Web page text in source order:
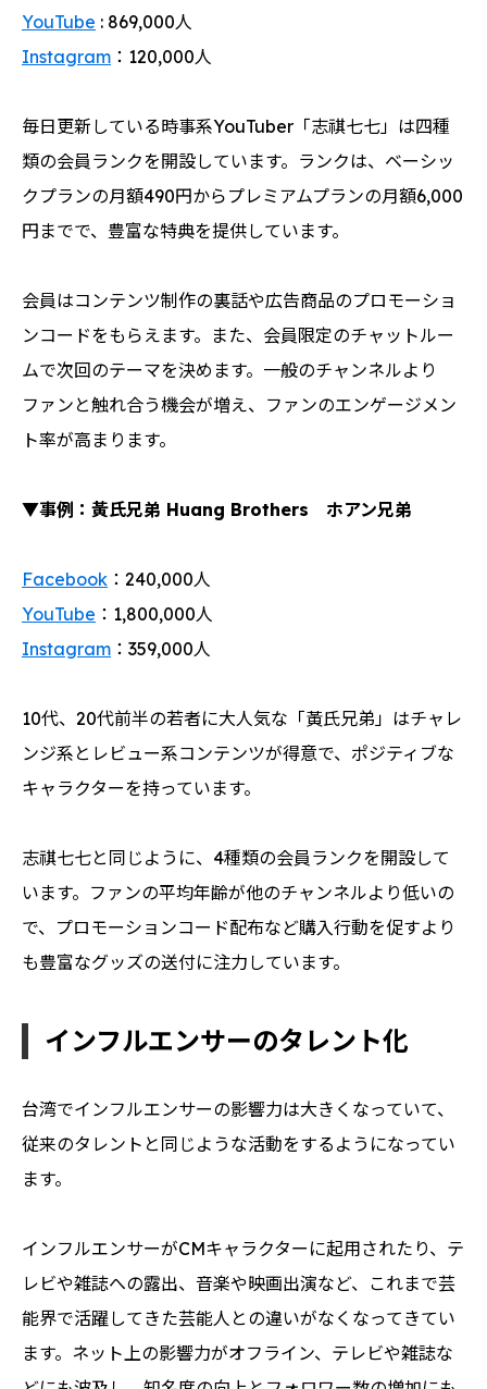
YouTube : 869,000人
Instagram ：120,000人
毎日更新している時事系YouTuber「志祺七七」は四種
類の会員ランクを開設しています。ランクは、ベーシッ
クプランの月額490円からプレミアムプランの月額6,000
円までで、豊富な特典を提供しています。
会員はコンテンツ制作の裏話や広告商品のプロモーショ
ンコードをもらえます。また、会員限定のチャットルー
ムで次回のテーマを決めます。一般のチャンネルより
ファンと触れ合う機会が増え、ファンのエンゲージメン
ト率が高まります。
▼事例：黃氏兄弟 Huang Brothers ホアン兄弟
Facebook ：240,000人
YouTube ：1,800,000人
Instagram ：359,000人
10代、20代前半の若者に大人気な「黃氏兄弟」はチャレ
ンジ系とレビュー系コンテンツが得意で、ポジティブな
キャラクターを持っています。
志祺七七と同じように、4種類の会員ランクを開設して
います。ファンの平均年齢が他のチャンネルより低いの
で、プロモーションコード配布など購入行動を促すより
も豊富なグッズの送付に注力しています。
インフルエンサーのタレント化
台湾でインフルエンサーの影響力は大きくなっていて、
従来のタレントと同じような活動をするようになってい
ます。
インフルエンサーがCMキャラクターに起用されたり、テ
レビや雑誌への露出、音楽や映画出演など、これまで芸
能界で活躍してきた芸能人との違いがなくなってきてい
ます。ネット上の影響力がオフライン、テレビや雑誌な